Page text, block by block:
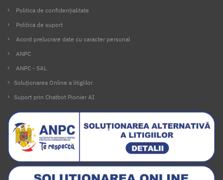
Politica de confidențialitate
Politica de suport
Acord prelucrare date cu caracter personal
ANPC
ANPC - SAL
Soluționarea Online a litigiilor
Suport prin Chatbot Pionier AI